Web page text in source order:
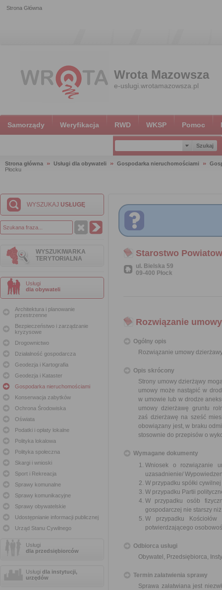
Strona Główna
Wrota Mazowsza
e-uslugi.wrotamazowsza.pl
Samorządy Weryfikacja RWD WKSP Pomoc
Strona główna Usługi dla obywateli Gospodarka nieruchomościami
Płocku
WYSZUKAJ USŁUGĘ
WYSZUKIWARKA
TERYTORIALNA
Usługi
dla obywateli
Architektura i planowanie
przestrzenne
Bezpieczeństwo i zarządzanie
kryzysowe
Drogownictwo
Działalność gospodarcza
Geodezja i Kartografia
Geodezja i Kataster
Gospodarka nieruchomościami
Konserwacja zabytków
Ochrona Środowiska
Oświata
Podatki i opłaty lokalne
Polityka lokalowa
Polityka społeczna
Skargi i wnioski
Sport i Rekreacja
Sprawy komunalne
Sprawy komunikacyjne
Sprawy obywatelskie
Udostępnianie informacji publicznej
Urząd Stanu Cywilnego
Usługi
dla przedsiębiorców
Usługi dla instytucji,
urzędów
Starostwo
ul. Bielska 59
09-400 Płock
Rozwiązanie
Ogólny opis
Rozwiązanie umowy
Opis skrócony
Strony umowy dzierżąwy
umowy może nastąpić w
w umowie lub w drodze
umowy dzierżawę gruntu
zaś dzierżawę na sześć
obowiązany jest, w braku
stosownie do przepisów o
Wymagane dokumenty
Wniosek o rozwiązanie
uzasadnienie/
W przypadku spółki
W przypadku Partii
W przypadku osób
gospodarczej nie starszy
W przypadku
potwierdzającego
Odbiorca usługi
Obywatel, Przedsiębiorca,
Termin załatwienia sprawy
Sprawa załatwiana jest